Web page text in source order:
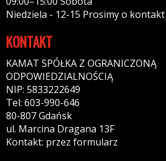
Niedziela - 12-15 Prosimy o
KONTAKT
KAMAT SPÓŁKA Z OGRANICZONĄ
ODPOWIEDZIALNOŚCIĄ
NIP: 5833222649
Tel: 603-990-646
80-807 Gdańsk
ul. Marcina Dragana 13F
Kontakt: przez formularz